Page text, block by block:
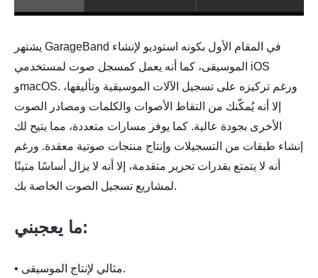
يشتهر GarageBand في المقام الأول بكونه استوديو لإنشاء
الموسيقى، كما أنه يعمل كمسجل صوت لمستخدمي iOS
وmacOS. ورغم تركيزه على تسجيل الآلات الموسيقية وتأليفها،
إلا أنه يُمكّنك من التقاط الأصوات والكلمات ومصادر الصوت
الأخرى بجودة عالية. كما يوفر مسارات متعددة، مما يتيح لك
إنشاء طبقات من التسجيلات وإنتاج منتجات صوتية معقدة. ورغم
أنه لا يتمتع بقدرات تحرير متقدمة، إلا أنه لا يزال أساسًا متينًا
لمشاريع تسجيل الصوت الخاصة بك.
ما يعجبني:
• مثالي لإنتاج الموسيقى.